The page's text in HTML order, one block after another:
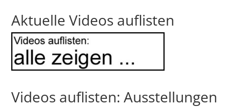
Aktuelle Videos auflisten
Videos auflisten: Ausstellungen